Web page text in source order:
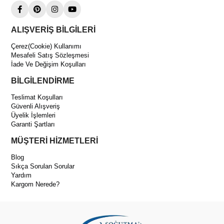
ALIŞVERİŞ BİLGİLERİ
Çerez(Cookie) Kullanımı
Mesafeli Satış Sözleşmesi
İade Ve Değişim Koşulları
BİLGİLENDİRME
Teslimat Koşulları
Güvenli Alışveriş
Üyelik İşlemleri
Garanti Şartları
MÜŞTERİ HİZMETLERİ
Blog
Sıkça Sorulan Sorular
Yardım
Kargom Nerede?